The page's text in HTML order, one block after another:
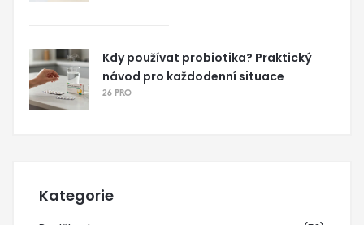
Kdy používat probiotika? Praktický
návod pro každodenní situace
26 PRO
Kategorie